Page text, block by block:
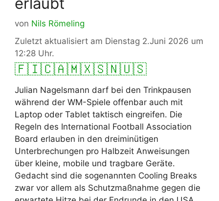
von Nils Römeling
Zuletzt aktualisiert am Dienstag 2.Juni 2026 um
12:28 Uhr.
🇫🇮🇨🇦🇲🇽🇸🇳🇺🇸
Julian Nagelsmann darf bei den Trinkpausen
während der WM-Spiele offenbar auch mit
Laptop oder Tablet taktisch eingreifen. Die
Regeln des International Football Association
Board erlauben in den dreiminütigen
Unterbrechungen pro Halbzeit Anweisungen
über kleine, mobile und tragbare Geräte.
Gedacht sind die sogenannten Cooling Breaks
zwar vor allem als Schutzmaßnahme gegen die